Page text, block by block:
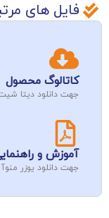
فایل های
کاتالوگ محصول
جهت دانلود دیتا
آموزش و
جهت دانلود یوزر